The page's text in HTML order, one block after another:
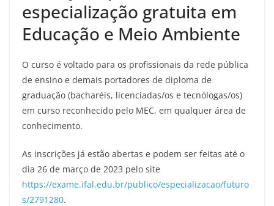
especialização gratuita em
Educação e Meio Ambiente
O curso é voltado para os profissionais da rede pública
de ensino e demais portadores de diploma de
graduação (bacharéis, licenciadas/os e tecnólogas/os)
em curso reconhecido pelo MEC, em qualquer área de
conhecimento.
As inscrições já estão abertas e podem ser feitas até o
dia 26 de março de 2023 pelo site
https://exame.ifal.edu.br/publico/especializacao/futuro
s/2791280.